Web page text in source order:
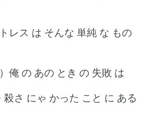
レス は そんな 単純 な もの
俺 の あの とき の 失敗 は
殺さ にゃ かった こと に ある